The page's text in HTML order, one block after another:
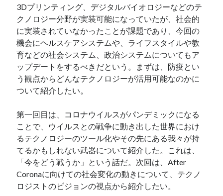
3Dプリンティング、デジタルバイオロジーなどのテ
クノロジー分野が実装可能になっていたが、社会的
に実装されていなかったことが課題であり、今回の
機会にヘルスケアシステムや、ライフスタイルや教
育などの社会システム、政治システムについてもア
ップデートをするべきだという。まずは、防疫とい
う観点からどんなテクノロジーが活用可能なのかに
ついて紹介したい。
第一回目は、コロナウイルスがパンデミックになる
ことで、ウイルスとの戦争に動き出した世界におけ
るテクノロジーのツール化やその先にある我々が持
てるかもしれない武器について紹介した。これは、
「今をどう戦うか」という話だ。次回は、After
Coronaに向けての社会変化の動きについて、テクノ
ロジストのビジョンの視点から紹介したい。